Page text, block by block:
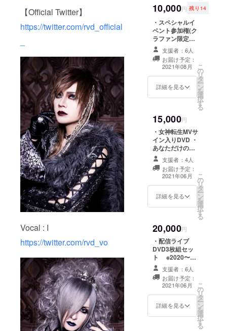
【Official Twitter】
https://twitter.com/rvd_official
Vocal : I
https://twitter.com/rvd_vo
10,000円 残り14
・スペシャルイ
ベント参加権(ク
ラファン限定特
典付) ※日程は
2021年8月1日
(日)、会場は都
内某所となりま
す ・MVフル先
行視聴配信（各
支援者：6人
お届け予定：
2021年08月
詳細を見る
こ
の
リ
タ
ー
ン
を
選
択
す
る
15,000円
・女神転生MVサ
イン入りDVD ・
あなただけの
メッセージ動画
※支援時に必ず
備考欄にお呼び
かけする お名
前をご記入くだ
さい ・MVフル
支援者：4人
お届け予定：
2021年06月
詳細を見る
こ
の
リ
タ
ー
ン
を
選
択
す
る
20,000円
・配信ライブ
DVD3枚組セッ
ト ※2020〜
2021年の中から
3公演 ・MVフル
先行視聴配信
（各リターン共
通）
支援者：6人
お届け予定：
2021年06月
詳細を見る
こ
の
リ
タ
ー
ン
を
選
択
す
る